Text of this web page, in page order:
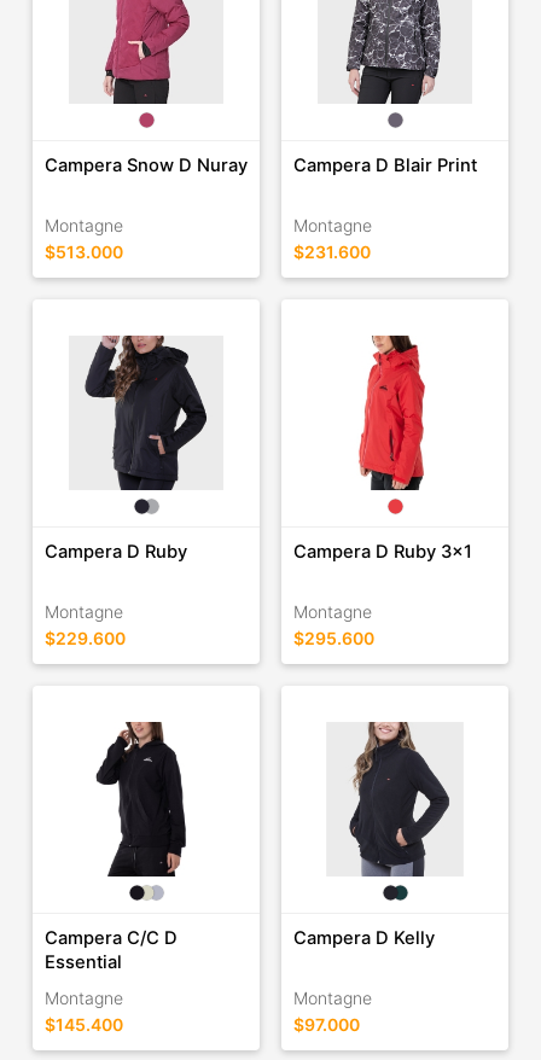
Campera Snow D Nuray
Montagne
$513.000
Campera D Blair Print
Montagne
$231.600
Campera D Ruby
Montagne
$229.600
Campera D Ruby 3x1
Montagne
$295.600
Campera C/C D
Essential
Montagne
$145.400
Campera D Kelly
Montagne
$97.000